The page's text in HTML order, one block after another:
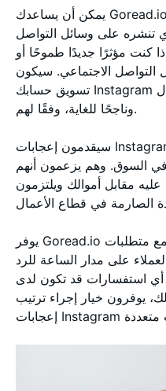
يمكن أن يساعدك Goread.io في العثور على متابعين جدد
تنشره على وسائل التواصل
كنت مؤثرًا جديدًا طموحًا أو
التواصل الاجتماعي. سيكون
تسويق حسابك Instagram من خلال Goread.io عالي الجودة
وناجحًا للغاية، وفقًا لهم.
سيقدمون إعجابات Instagram من جمهور حقيقي بأفضل
في السوق. وهم يزعمون أنهم
مقابل أموالك ويلتزمون
يوفر Goread.io خططًا قابلة للتخصيص لتتناسب مع متطلبات
على مدار الساعة للرد
استفسارات قد تكون لدى
يوفرون خيار إجراء ترتيب